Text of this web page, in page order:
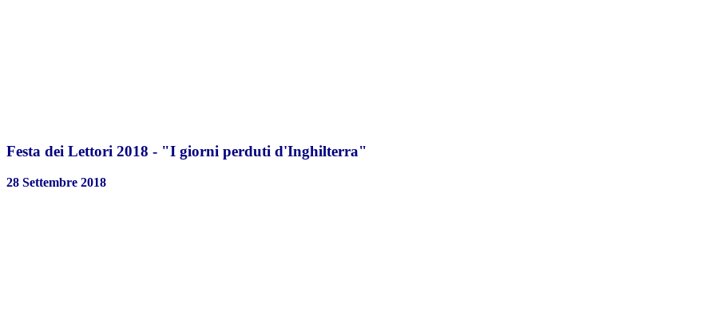
Festa dei Lettori 2018 - "I giorni perduti d'Inghilterra"
28 Settembre 2018